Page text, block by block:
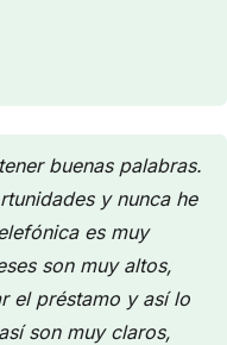
buenas palabras.
y nunca he
es muy
son muy altos,
el préstamo y así lo
son muy claros,